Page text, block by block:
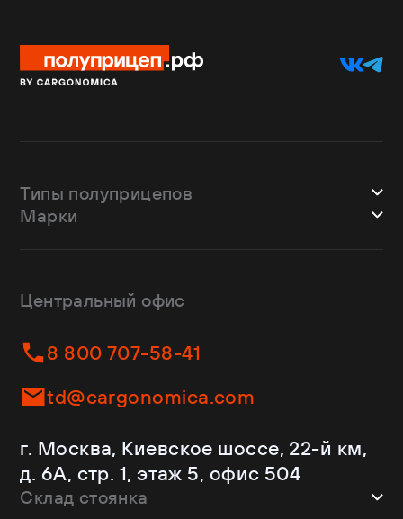
Типы полуприцепов
Шторные
Изотермы
Контейнеровозы
Самосвалы
Ломовозы
С кониками
Рефрижераторы
Марки
Dongfeng
Helfimmer
JAC
Kassbohrer
Krone
Mercedes-Benz
Schmitz Cargobull
Shacman
Центральный офис
8 800 707-58-41
td@cargonomica.com
г. Москва, Киевское шоссе, 22-й км,
д. 6А, стр. 1, этаж 5, офис 504
Склад стоянка